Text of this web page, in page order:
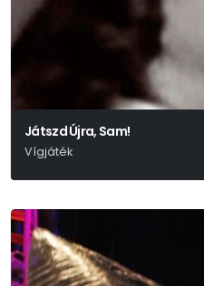
Játszd Újra, Sam!
Vígjáték